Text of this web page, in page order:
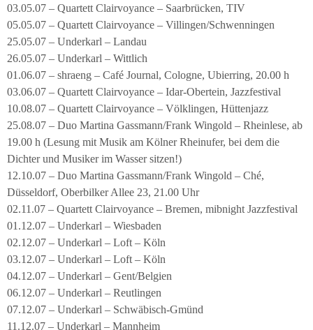
03.05.07 – Quartett Clairvoyance – Saarbrücken, TIV
05.05.07 – Quartett Clairvoyance – Villingen/Schwenningen
25.05.07 – Underkarl – Landau
26.05.07 – Underkarl – Wittlich
01.06.07 – shraeng – Café Journal, Cologne, Ubierring, 20.00 h
03.06.07 – Quartett Clairvoyance – Idar-Obertein, Jazzfestival
10.08.07 – Quartett Clairvoyance – Völklingen, Hüttenjazz
25.08.07 – Duo Martina Gassmann/Frank Wingold – Rheinlese, ab
19.00 h (Lesung mit Musik am Kölner Rheinufer, bei dem die
Dichter und Musiker im Wasser sitzen!)
12.10.07 – Duo Martina Gassmann/Frank Wingold – Ché,
Düsseldorf, Oberbilker Allee 23, 21.00 Uhr
02.11.07 – Quartett Clairvoyance – Bremen, mibnight Jazzfestival
01.12.07 – Underkarl – Wiesbaden
02.12.07 – Underkarl – Loft – Köln
03.12.07 – Underkarl – Loft – Köln
04.12.07 – Underkarl – Gent/Belgien
06.12.07 – Underkarl – Reutlingen
07.12.07 – Underkarl – Schwäbisch-Gmünd
11.12.07 – Underkarl – Mannheim